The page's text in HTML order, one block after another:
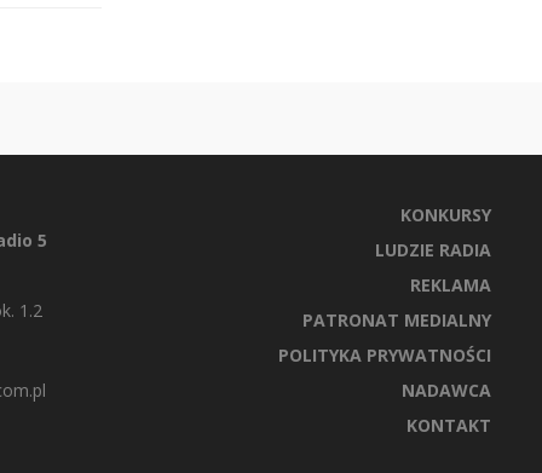
5
1.2
KONKURSY
LUDZIE RADIA
REKLAMA
PATRONAT MEDIALNY
POLITYKA PRYWATNOŚCI
NADAWCA
KONTAKT